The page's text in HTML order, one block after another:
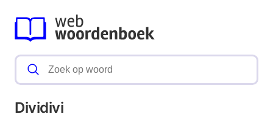
Dividivi